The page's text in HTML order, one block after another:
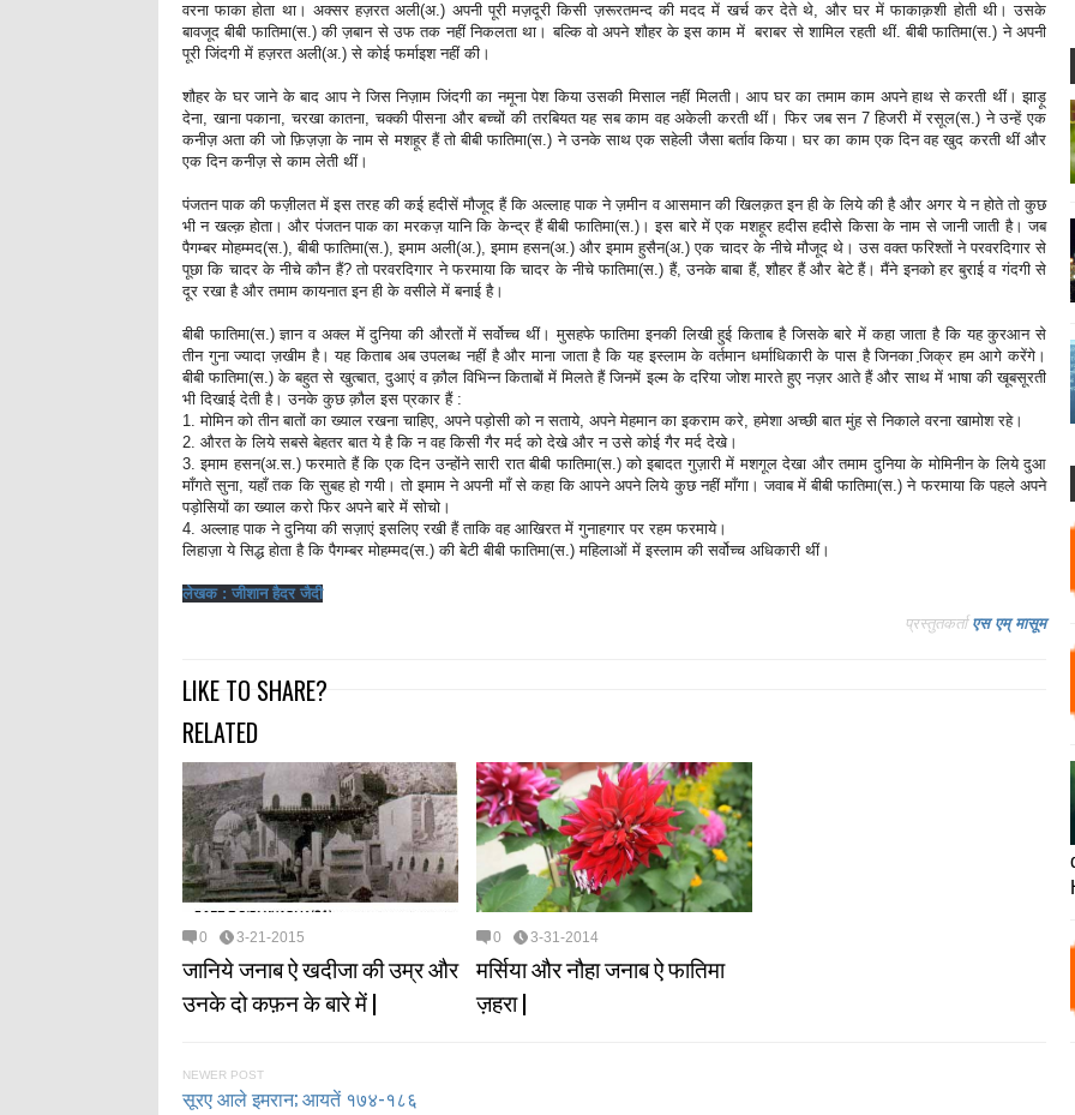
वरना फाका होता था। अक्सर हज़रत अली(अ.) अपनी पूरी मज़दूरी किसी ज़रूरतमन्द की मदद में खर्च कर देते थे, और घर में फाकाक़शी होती थी। उसके
बावजूद बीबी फातिमा(स.) की ज़बान से उफ तक नहीं निकलता था। बल्कि वो अपने शौहर के इस काम में बराबर से शामिल रहती थीं. बीबी फातिमा(स.) ने अपनी
पूरी जिंदगी में हज़रत अली(अ.) से कोई फर्माइश नहीं की।
शौहर के घर जाने के बाद आप ने जिस निज़ाम जिंदगी का नमूना पेश किया उसकी मिसाल नहीं मिलती। आप घर का तमाम काम अपने हाथ से करती थीं। झाड़ू
देना, खाना पकाना, चरखा कातना, चक्की पीसना और बच्चों की तरबियत यह सब काम वह अकेली करती थीं। फिर जब सन 7 हिजरी में रसूल(स.) ने उन्हें एक
कनीज़ अता की जो फ़िज़ज़ा के नाम से मशहूर हैं तो बीबी फातिमा(स.) ने उनके साथ एक सहेली जैसा बर्ताव किया। घर का काम एक दिन वह खुद करती थीं और
एक दिन कनीज़ से काम लेती थीं।
पंजतन पाक की फज़ीलत में इस तरह की कई हदीसें मौजूद हैं कि अल्लाह पाक ने ज़मीन व आसमान की खिलक़त इन ही के लिये की है और अगर ये न होते तो कुछ
भी न खल्क़ होता। और पंजतन पाक का मरकज़ यानि कि केन्द्र हैं बीबी फातिमा(स.)। इस बारे में एक मशहूर हदीस हदीसे किसा के नाम से जानी जाती है। जब
पैगम्बर मोहम्मद(स.), बीबी फातिमा(स.), इमाम अली(अ.), इमाम हसन(अ.) और इमाम हुसैन(अ.) एक चादर के नीचे मौजूद थे। उस वक्त फरिश्तों ने परवरदिगार से
पूछा कि चादर के नीचे कौन हैं? तो परवरदिगार ने फरमाया कि चादर के नीचे फातिमा(स.) हैं, उनके बाबा हैं, शौहर हैं और बेटे हैं। मैंने इनको हर बुराई व गंदगी से
दूर रखा है और तमाम कायनात इन ही के वसीले में बनाई है।
बीबी फातिमा(स.) ज्ञान व अक्ल में दुनिया की औरतों में सर्वोच्च थीं। मुसहफे फातिमा इनकी लिखी हुई किताब है जिसके बारे में कहा जाता है कि यह कुरआन से
तीन गुना ज्यादा ज़खीम है। यह किताब अब उपलब्ध नहीं है और माना जाता है कि यह इस्लाम के वर्तमान धर्माधिकारी के पास है जिनका जि़क्र हम आगे करेंगे।
बीबी फातिमा(स.) के बहुत से खुत्बात, दुआएं व क़ौल विभिन्न किताबों में मिलते हैं जिनमें इल्म के दरिया जोश मारते हुए नज़र आते हैं और साथ में भाषा की खूबसूरती
भी दिखाई देती है। उनके कुछ क़ौल इस प्रकार हैं :
1. मोमिन को तीन बातों का ख्याल रखना चाहिए, अपने पड़ोसी को न सताये, अपने मेहमान का इकराम करे, हमेशा अच्छी बात मुंह से निकाले वरना खामोश रहे।
2. औरत के लिये सबसे बेहतर बात ये है कि न वह किसी गैर मर्द को देखे और न उसे कोई गैर मर्द देखे।
3. इमाम हसन(अ.स.) फरमाते हैं कि एक दिन उन्होंने सारी रात बीबी फातिमा(स.) को इबादत गुज़ारी में मशगूल देखा और तमाम दुनिया के मोमिनीन के लिये दुआ
माँगते सुना, यहाँ तक कि सुबह हो गयी। तो इमाम ने अपनी माँ से कहा कि आपने अपने लिये कुछ नहीं माँगा। जवाब में बीबी फातिमा(स.) ने फरमाया कि पहले अपने
पड़ोसियों का ख्याल करो फिर अपने बारे में सोचो।
4. अल्लाह पाक ने दुनिया की सज़ाएं इसलिए रखी हैं ताकि वह आखिरत में गुनाहगार पर रहम फरमाये।
लिहाज़ा ये सिद्ध होता है कि पैगम्बर मोहम्मद(स.) की बेटी बीबी फातिमा(स.) महिलाओं में इस्लाम की सर्वोच्च अधिकारी थीं।
लेखक : जीशान हैदर जैदी
प्रस्तुतकर्ता एस एम् मासूम
LIKE TO SHARE?
RELATED
0 3-21-2015
जानिये जनाब ऐ खदीजा की उम्र और
उनके दो कफ़न के बारे में |
0 3-31-2014
मर्सिया और नौहा जनाब ऐ फातिमा
ज़हरा |
NEWER POST
सूरए आले इमरान; आयतें १७४-१८६